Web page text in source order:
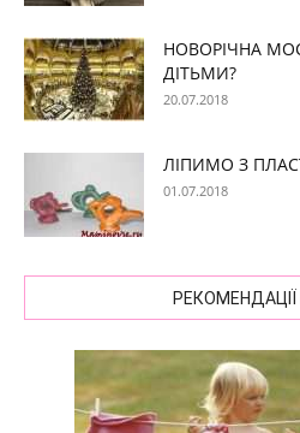
НОВОРІЧНА
ДІТЬМИ?
20.07.2018
ЛІПИМО З
01.07.2018